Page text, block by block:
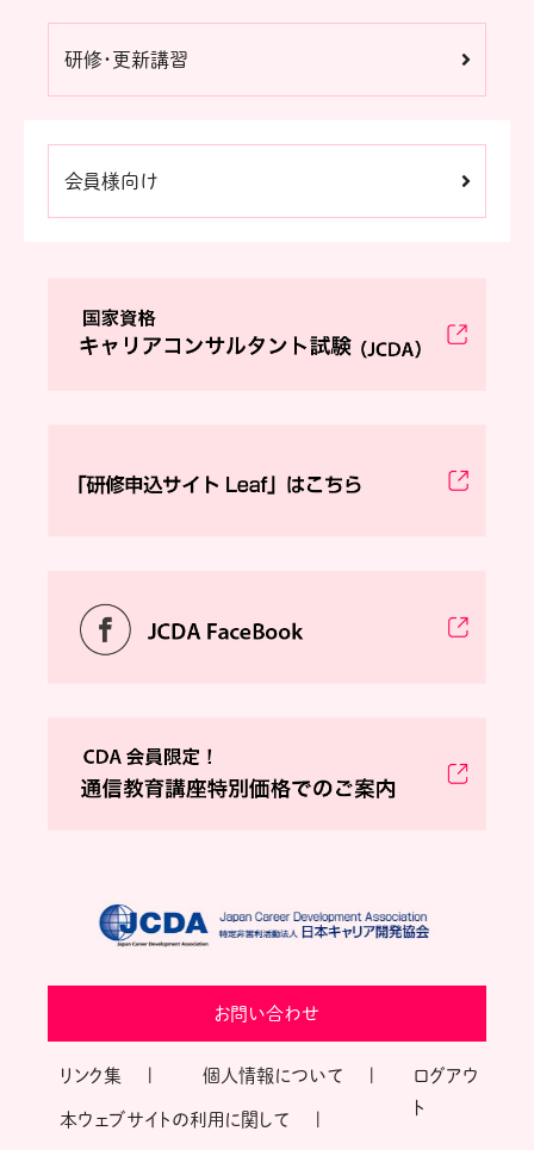
研修・更新講習
会員様向け
お問い合わせ
リンク集 個人情報について
本ウェブサイトの利用に関して
ログアウ
ト